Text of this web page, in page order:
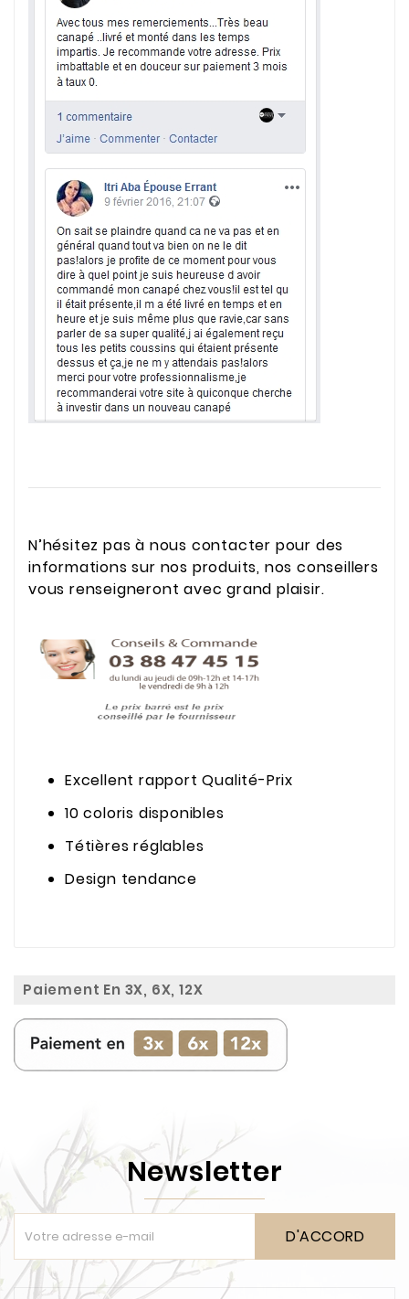
N’hésitez pas à nous contacter pour des
informations sur nos produits, nos conseillers
vous renseigneront avec grand plaisir.
Excellent rapport Qualité-Prix
10 coloris disponibles
Tétières réglables
Design tendance
Paiement En 3X, 6X, 12X
Newsletter
D'ACCORD